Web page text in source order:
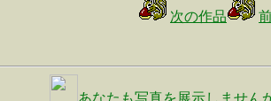
次の作品
あなたも写真を展示しません